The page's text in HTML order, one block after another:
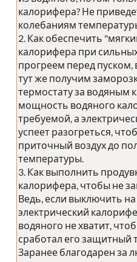
калорифера? Не
колебаниям
2. Как обеспечить
калорифера при
прогреем перед
тут же получим
термостату за водяным
мощность водяного
требуемой, а
успеет разогреться,
приточный воздух до
температуры.
3. Как выполнить
калорифера, чтобы не
Ведь, если выключить
электрический
водяного не хватит,
сработал его защитный
Заранее благодарен за